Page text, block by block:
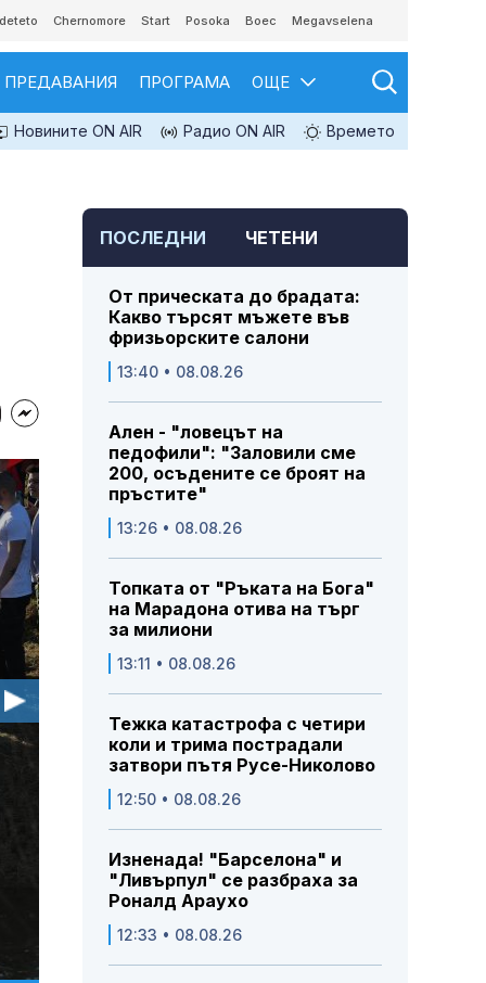
Chernomore Start Posoka Boec Megavselena
ПРЕДАВАНИЯ ПРОГРАМА ОЩЕ
Новините ON AIR Радио ON AIR Времето
ПОСЛЕДНИ ЧЕТЕНИ
От прическата до брадата:
Какво търсят мъжете във
фризьорските салони
13:40 • 08.08.26
Ален - "ловецът на
педофили": "Заловили сме
200, осъдените се броят на
пръстите"
13:26 • 08.08.26
Топката от "Ръката на Бога"
на Марадона отива на търг
за милиони
13:11 • 08.08.26
Тежка катастрофа с четири
коли и трима пострадали
затвори пътя Русе-Николово
12:50 • 08.08.26
Изненада! "Барселона" и
"Ливърпул" се разбраха за
Роналд Араухо
12:33 • 08.08.26